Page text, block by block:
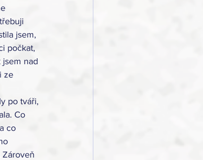
jsem,
počkat,
jsem nad
ze
po tváři,
Co
co
Zároveň